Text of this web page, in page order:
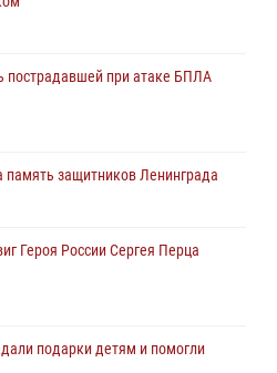
пострадавшей при атаке БПЛА
память защитников Ленинграда
Героя России Сергея Перца
подарки детям и помогли